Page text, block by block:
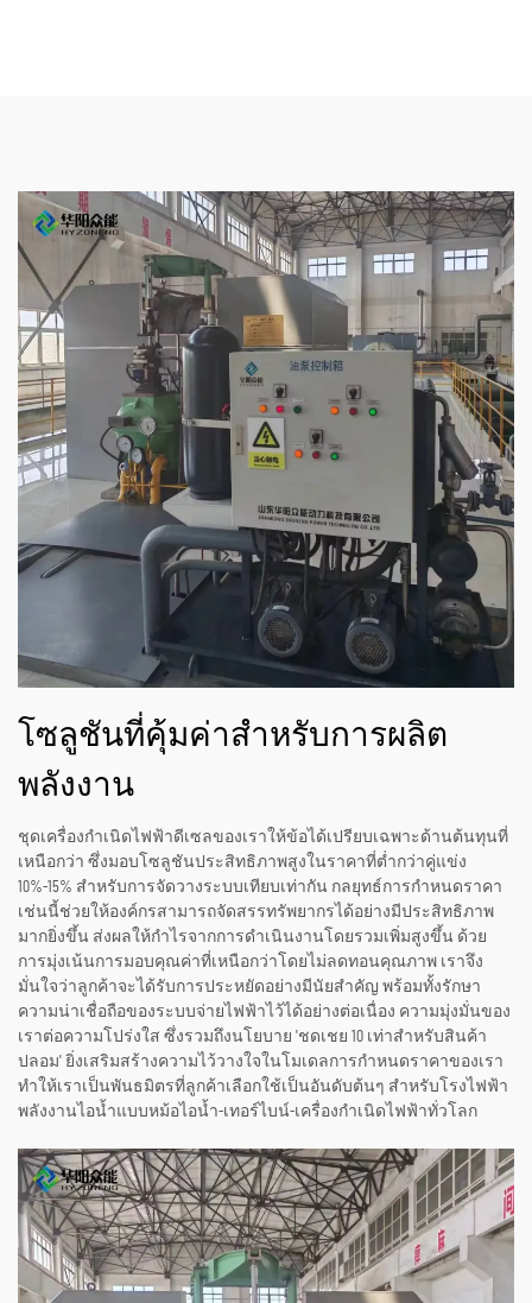
โซลูชันที่คุ้มค่าสำหรับการผลิต
พลังงาน
ชุดเครื่องกำเนิดไฟฟ้าดีเซลของเราให้ข้อได้เปรียบเฉพาะด้านต้นทุนที่
เหนือกว่า ซึ่งมอบโซลูชันประสิทธิภาพสูงในราคาที่ต่ำกว่าคู่แข่ง
10%-15% สำหรับการจัดวางระบบเทียบเท่ากัน กลยุทธ์การกำหนดราคา
เช่นนี้ช่วยให้องค์กรสามารถจัดสรรทรัพยากรได้อย่างมีประสิทธิภาพ
มากยิ่งขึ้น ส่งผลให้กำไรจากการดำเนินงานโดยรวมเพิ่มสูงขึ้น ด้วย
การมุ่งเน้นการมอบคุณค่าที่เหนือกว่าโดยไม่ลดทอนคุณภาพ เราจึง
มั่นใจว่าลูกค้าจะได้รับการประหยัดอย่างมีนัยสำคัญ พร้อมทั้งรักษา
ความน่าเชื่อถือของระบบจ่ายไฟฟ้าไว้ได้อย่างต่อเนื่อง ความมุ่งมั่นของ
เราต่อความโปร่งใส ซึ่งรวมถึงนโยบาย 'ชดเชย 10 เท่าสำหรับสินค้า
ปลอม' ยิ่งเสริมสร้างความไว้วางใจในโมเดลการกำหนดราคาของเรา
ทำให้เราเป็นพันธมิตรที่ลูกค้าเลือกใช้เป็นอันดับต้นๆ สำหรับโรงไฟฟ้า
พลังงานไอน้ำแบบหม้อไอน้ำ-เทอร์ไบน์-เครื่องกำเนิดไฟฟ้าทั่วโลก